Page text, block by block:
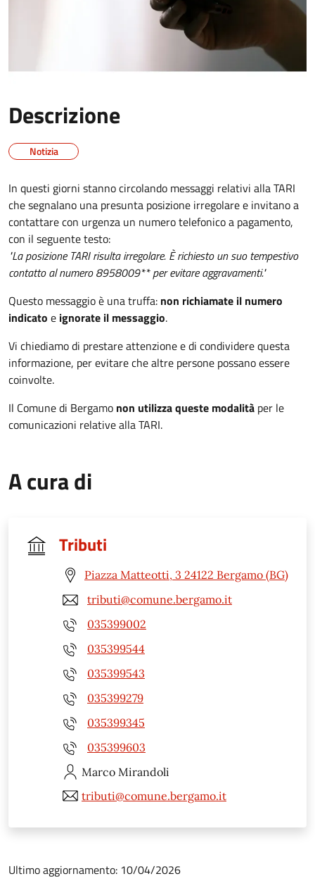
Descrizione
Notizia
In questi giorni stanno circolando messaggi relativi alla TARI
che segnalano una presunta posizione irregolare e invitano a
contattare con urgenza un numero telefonico a pagamento,
con il seguente testo:
"La posizione TARI risulta irregolare. È richiesto un suo tempestivo
contatto al numero 8958009** per evitare aggravamenti."
Questo messaggio è una truffa: non richiamate il numero
indicato e ignorate il messaggio.
Vi chiediamo di prestare attenzione e di condividere questa
informazione, per evitare che altre persone possano essere
coinvolte.
Il Comune di Bergamo non utilizza queste modalità per le
comunicazioni relative alla TARI.
A cura di
Tributi
Piazza Matteotti, 3 24122 Bergamo (BG)
tributi@comune.bergamo.it
035399002
035399544
035399543
035399279
035399345
035399603
Marco Mirandoli
tributi@comune.bergamo.it
Ultimo aggiornamento: 10/04/2026